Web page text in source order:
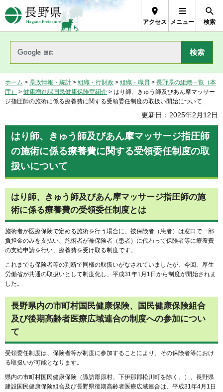
長野県Nagano Prefecture
アクセス メニュー 検索
ホーム > 県政情報・統計 > 組織・行財政 > 組織・職員 > 長野県の組織一覧（本
庁）
> 健康増進課国民健康保険室紹介 > はり師、きゅう師及びあん摩マッサー
ジ指圧師の施術に係る療養費に関する受領委任制度の取扱い開始について
更新日：2025年2月12日
はり師、きゅう師及びあん摩マッサージ指圧師
の施術に係る療養費に関する受領委任制度の取
扱いについて
はり師、きゅう師及びあん摩マッサージ指圧師の施
術に係る療養費の受領委任制度とは
施術者が医療保険で定める施術を行う場合に、被保険者（患者）は窓口で一部
負担金のみを支払い、施術者が被保険者（患者）に代わって保険者等に療養費
の支給申請を行い、療養費を受け取る制度です。
これまでも保険者等の判断で同様の取扱いがなされていましたが、今回、厚生
労働省が共通の取扱いとして制度化し、平成31年1月1日から制度が開始されま
した。
長野県内の市町村国民健康保険、国民健康保険組合
及び後期高齢者医療広域連合の制度への参加につい
て
受領委任制度は、保険者等が制度に参加することにより、その保険者等におけ
る取扱いが可能となります。
県内の市町村国民健康保険（諏訪郡原村、下伊那郡松川町を除く。）、長野県
建設国民健康保険組合及び長野県後期高齢者医療広域連合は、平成31年4月1日